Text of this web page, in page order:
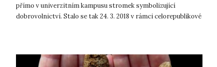
přímo v univerzitním kampusu stromek symbolizující
dobrovolnictví. Stalo se tak 24. 3. 2018 v rámci celorepublikové